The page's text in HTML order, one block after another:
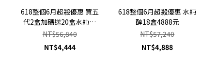
618整個6月超殺優惠 買五
代2盒加碼送20盒水純醇
$4444
NT$56,840
NT$4,444
618整個6月超殺優惠 水純
醇18盒4888元
NT$57,240
NT$4,888